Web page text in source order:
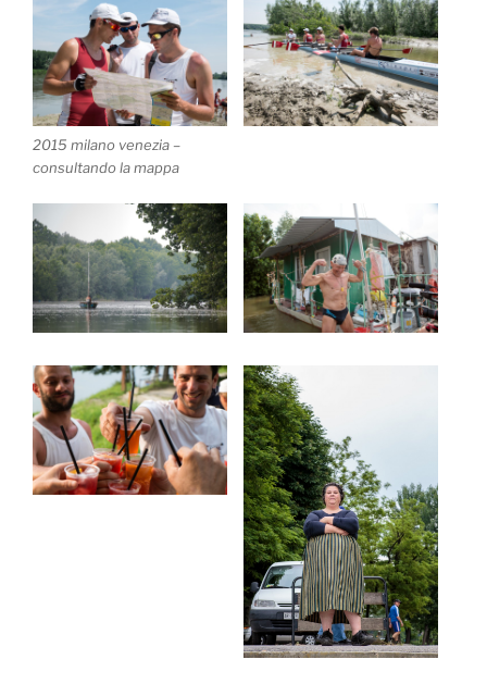
2015 milano venezia –
consultando la mappa